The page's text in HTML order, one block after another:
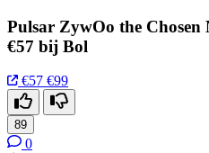
Pulsar ZywOo the
€57 bij Bol
€57 €99
89
0